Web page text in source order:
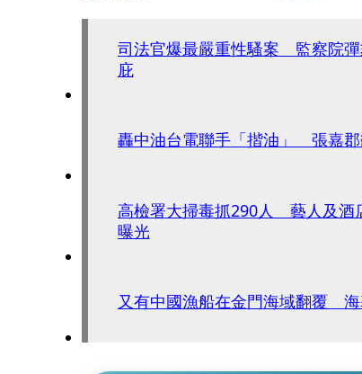
司法官爆最嚴重性騷案 監察院
庇
轟中油台電聯手「揩油」 張嘉
高檢署大掃毒抓290人 藝人及酒
曝光
又有中國漁船在金門海域翻覆